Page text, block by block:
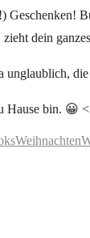
dein
unglaublich,
Hause bin. 😀
Weihnachten